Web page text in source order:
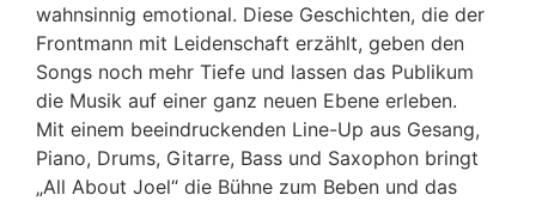
wahnsinnig emotional. Diese Geschichten, die der
Frontmann mit Leidenschaft erzählt, geben den
Songs noch mehr Tiefe und lassen das Publikum
die Musik auf einer ganz neuen Ebene erleben.
Mit einem beeindruckenden Line-Up aus Gesang,
Piano, Drums, Gitarre, Bass und Saxophon bringt
„All About Joel“ die Bühne zum Beben und das